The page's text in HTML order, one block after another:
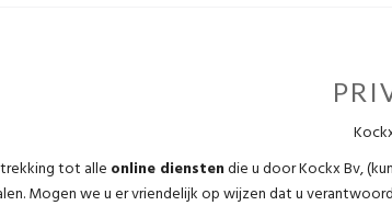
tot alle online dienstendie u door Kockx Bv,
Mogen we u er vriendelijk op wijzen dat u